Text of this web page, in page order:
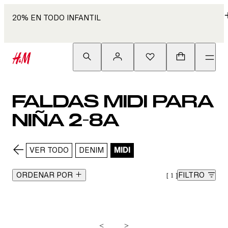
20% EN TODO INFANTIL
FALDAS MIDI PARA
NIÑA 2-8A
VER TODO DENIM MIDI
ORDENAR POR 1 FILTRO
< >